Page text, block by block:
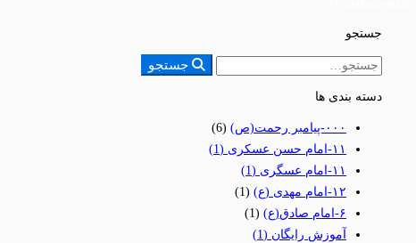
جستجو
جستجو
دسته بندی ها
٠٠٠-پیامبر رحمت(ص)
(6)
١١-امام حسن عسکری
(1)
١١-امام عسگری
(1)
١٢-امام مهدی (ع)
(1)
۶-امام صادق(ع)
(1)
آموزش رایگان (1)